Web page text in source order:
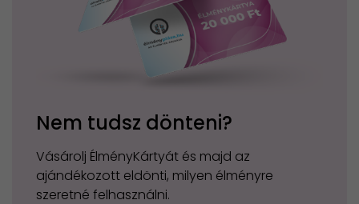
Nem tudsz dönteni?
Vásárolj ÉlményKártyát és majd az
ajándékozott eldönti, milyen élményre
szeretné felhasználni.